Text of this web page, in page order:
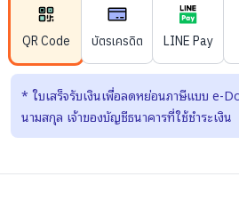
QR Code บัตรเครดิต LINE Pay
* ใบเสร็จรับเงินเพื่อลดหย่อนภาษีแบบ e-
นามสกุล เจ้าของบัญชีธนาคารที่ใช้ชำระเงิน